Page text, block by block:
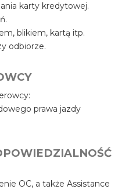
karty kredytowej.
blikiem, kartą itp.
odbiorze.
prawa jazdy
OC, a także Assistance